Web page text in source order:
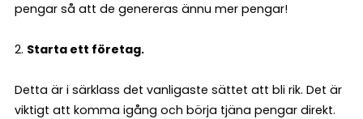
pengar så att de genereras ännu mer pengar!
2. Starta ett företag.
Detta är i särklass det vanligaste sättet att bli rik. Det är
viktigt att komma igång och börja tjäna pengar direkt.